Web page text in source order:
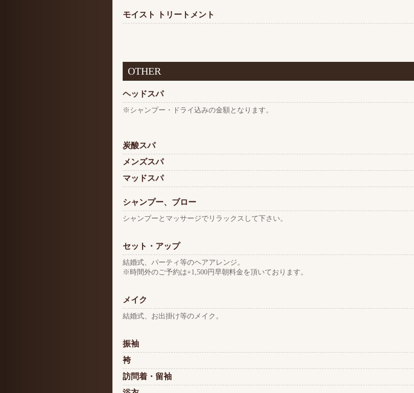
モイスト トリートメント
OTHER
ヘッドスパ
※シャンプー・ドライ込みの金額となります。
炭酸スパ
メンズスパ
マッドスパ
シャンプー、ブロー
シャンプーとマッサージでリラックスして下さい。
セット・アップ
結婚式、パーティ等のヘアアレンジ。
※時間外のご予約は+1,500円早朝料金を頂いております。
メイク
結婚式、お出掛け等のメイク。
振袖
袴
訪問着・留袖